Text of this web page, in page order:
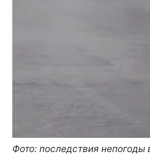
Фото: последствия непогоды